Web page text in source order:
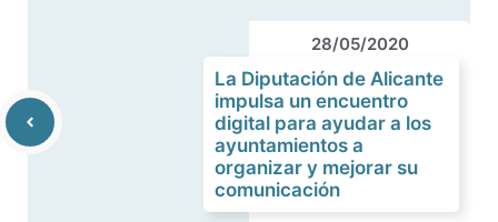
28/05/2020
La Diputación de Alicante
impulsa un encuentro
digital para ayudar a los
ayuntamientos a
organizar y mejorar su
comunicación